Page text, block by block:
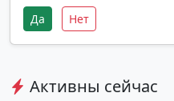
Да Нет
Активны сейчас